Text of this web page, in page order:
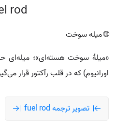
rod
🌐 میله سوخت
«میلهٔ سوخت هسته‌ای»؛
اورانیوم) که در قلب رآکتور قرار
تصویر ترجمه fuel rod